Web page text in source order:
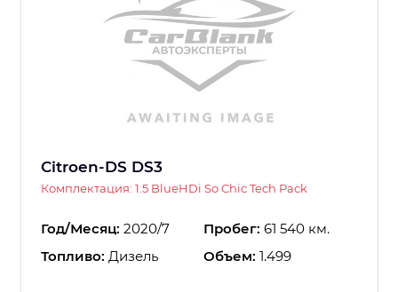
Citroen-DS DS3
Комплектация: 1.5 BlueHDi So Chic Tech Pack
Год/Месяц: 2020/7 Пробег: 61 540 км.
Топливо: Дизель Объем: 1.499